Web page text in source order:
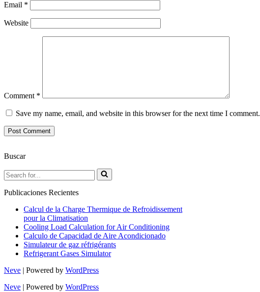
Email *
Website
Comment *
Save my name, email, and website in this browser for the next time I comment.
Buscar
Search
for...
Publicaciones Recientes
Calcul de la Charge Thermique de Refroidissement
pour la Climatisation
Cooling Load Calculation for Air Conditioning
Calculo de Capacidad de Aire Acondicionado
Simulateur de gaz réfrigérants
Refrigerant Gases Simulator
Neve | Powered by WordPress
Neve | Powered by WordPress